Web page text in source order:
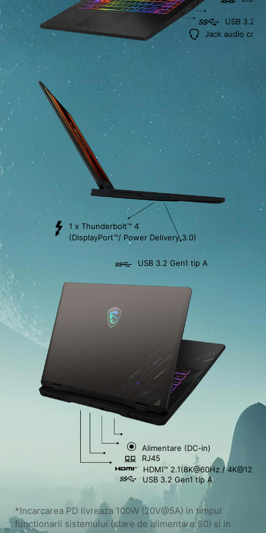
USB 3.2
Jack audio
1 x Thunderbolt™ 4
(DisplayPort™/ Power Delivery 3.0)
USB 3.2 Gen1 tip A
Alimentare (DC-in)
RJ45
HDMI™ 2.1(8K@60Hz /
USB 3.2 Gen1 tip A
*Incarcarea PD livreaza 100W (20V@5A) in timpul
functionarii sistemului (stare de alimentare S0) si in